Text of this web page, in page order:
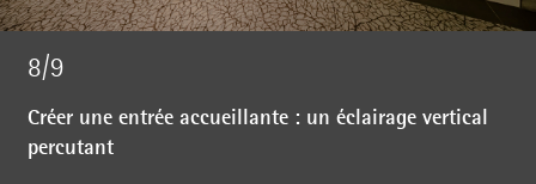
8/9
Créer une entrée accueillante : un éclairage vertical
percutant